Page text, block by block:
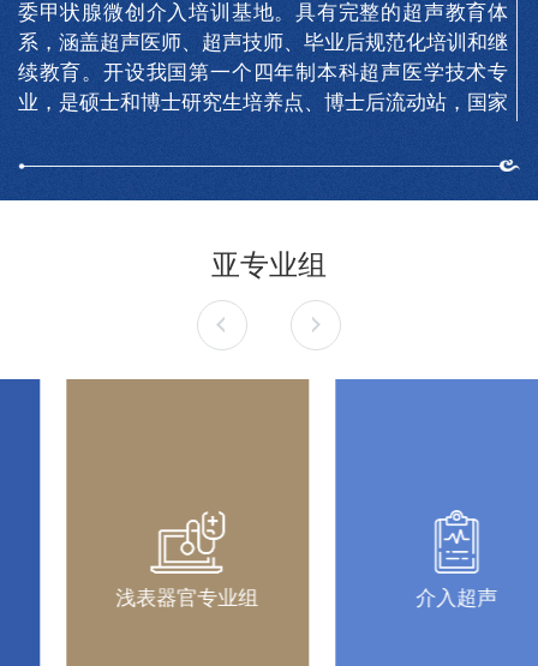
委甲状腺微创介入培训基地。具有完整的超声教育体
系，涵盖超声医师、超声技师、毕业后规范化培训和继
续教育。开设我国第一个四年制本科超声医学技术专
业，是硕士和博士研究生培养点、博士后流动站，国家
范化培训基地，超声技师规范化培训基地。近年来在超
超声医学高峰，追求技术的卓越和精湛；同时秉承“医
学为本，技术为先，患者至上”的核心价值观，为患者
提供高质量、安全、舒适的超声医学检查和诊疗服务，
助力患者早日康复、重返健康生活！
亚专业组
浅表器官专业组 介入超声